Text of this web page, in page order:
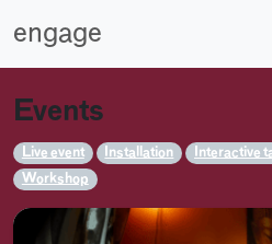
engage
Events
Live event Installation
Interactive
Workshop